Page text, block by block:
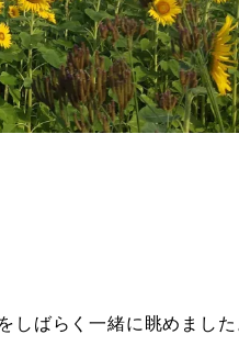
しばらく一緒に眺めました